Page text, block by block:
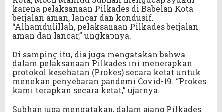
karena pelaksanaan Pilkades di Babelan Kota
berjalan aman, lancar dan kondusif.
“Alhamdulillah, pelaksanaan Pilkades berjalan
aman dan lancar,” ungkapnya.
Di samping itu, dia juga mengatakan bahwa
dalam pelaksanaan Pilkades ini menerapkan
protokol kesehatan (Prokes) secara ketat untuk
menekan penyebaran pandemi Covid-19. “Prokes
kami terapkan secara ketat,” ujarnya.
Subhan juga mengatakan, dalam ajang Pilkades